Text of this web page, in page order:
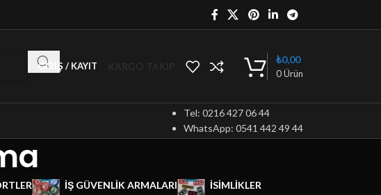
GIRIŞ / KAYIT KARGO TAKİP
0Ürün
₺0,00
Tel: 0216 427 06 44
WhatsApp: 0541 442 49 44
İŞ GÜVENLIK ARMALARI ISIMLIKLER